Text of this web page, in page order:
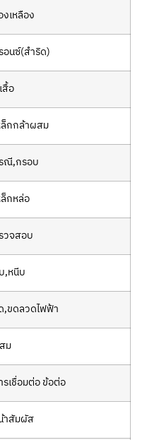
งเหลือง
อนซ์(สำริด)
สื้อ
ล็กกล้าผสม
ณี,กรอบ
ล็กหล่อ
วจสอบ
,หนีบ
,ขดลวดไฟฟ้า
ม
รเชื่อมต่อ ข้อต่อ
าสัมผัส